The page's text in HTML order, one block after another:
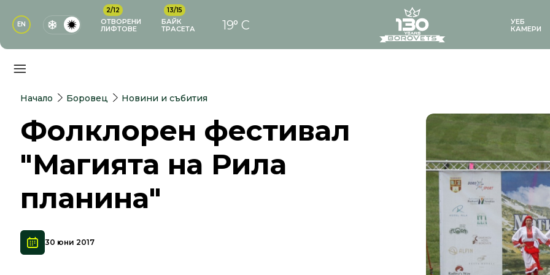
EN
2/12
ОТВОРЕНИ
ЛИФТОВЕ
13/15
БАЙК
ТРАСЕТА
19° C
УЕБ
КАМЕРИ
Начало Боровец Новини и събития
Фолклорен фестивал
"Магията на Рила
планина"
30 юни 2017